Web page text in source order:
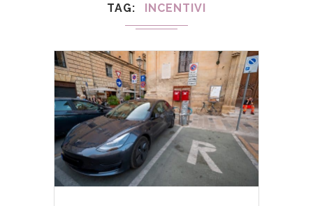
TAG INCENTIVI